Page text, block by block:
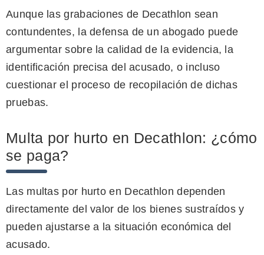
Aunque las grabaciones de Decathlon sean
contundentes, la defensa de un abogado puede
argumentar sobre la calidad de la evidencia, la
identificación precisa del acusado, o incluso
cuestionar el proceso de recopilación de dichas
pruebas.
Multa por hurto en Decathlon: ¿cómo
se paga?
Las multas por hurto en Decathlon dependen
directamente del valor de los bienes sustraídos y
pueden ajustarse a la situación económica del
acusado.